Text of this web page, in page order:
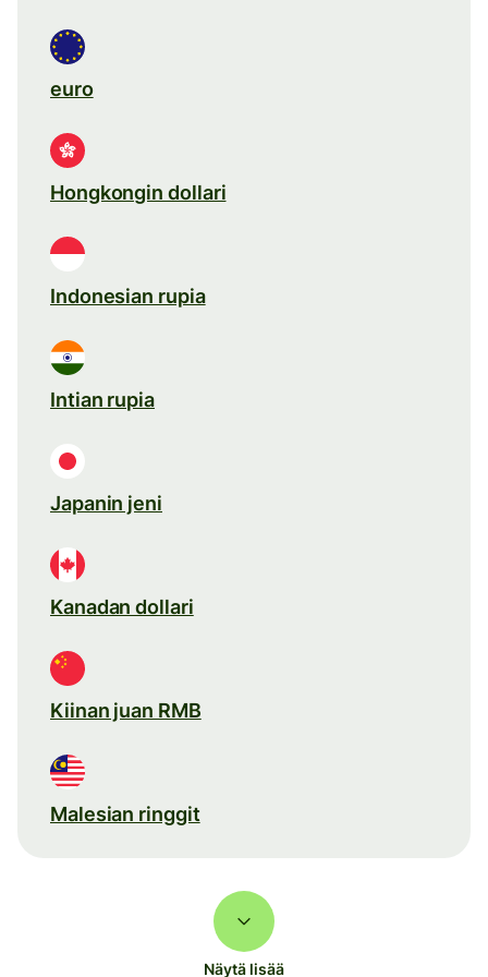
euro
Hongkongin dollari
Indonesian rupia
Intian rupia
Japanin jeni
Kanadan dollari
Kiinan juan RMB
Malesian ringgit
Näytä lisää